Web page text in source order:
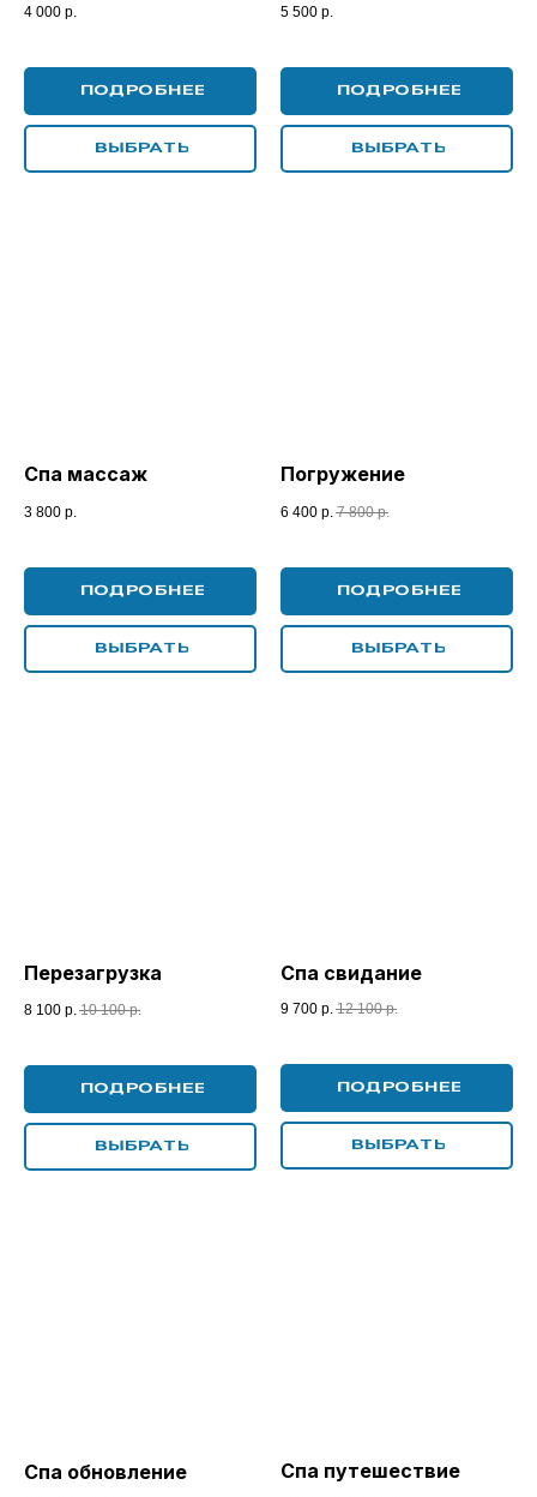
4 000 р.
ПОДРОБНЕЕ
ВЫБРАТЬ
5 500 р.
ПОДРОБНЕЕ
ВЫБРАТЬ
Спа массаж
3 800 р.
ПОДРОБНЕЕ
ВЫБРАТЬ
Погружение
6 400 р. 7 800 р.
ПОДРОБНЕЕ
ВЫБРАТЬ
Перезагрузка
8 100 р. 10 100 р.
ПОДРОБНЕЕ
ВЫБРАТЬ
Спа свидание
9 700 р. 12 100 р.
ПОДРОБНЕЕ
ВЫБРАТЬ
Спа обновление Спа путешествие
идеальное решение